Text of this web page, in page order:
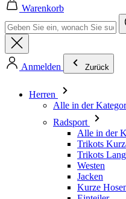
Warenkorb
Anmelden Zurück
Herren
Alle in der
Radsport
Alle in der
Trikots
Trikots
Westen
Jacken
Kurze